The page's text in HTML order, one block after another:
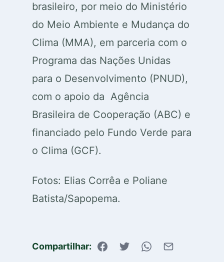
brasileiro, por meio do Ministério
do Meio Ambiente e Mudança do
Clima (MMA), em parceria com o
Programa das Nações Unidas
para o Desenvolvimento (PNUD),
com o apoio da Agência
Brasileira de Cooperação (ABC) e
financiado pelo Fundo Verde para
o Clima (GCF).
Fotos: Elias Corrêa e Poliane
Batista/Sapopema.
Compartilhar: